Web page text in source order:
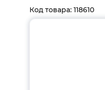
Код товара: 118610